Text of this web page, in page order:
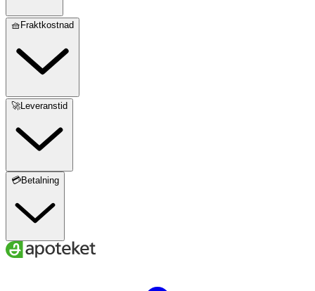
🧺Fraktkostnad
🚀Leveranstid
💳Betalning